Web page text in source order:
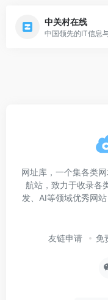
中关村在线
网址库，一个集各类
航站，致力于收录各
发、AI等领域优秀网
友链申请 免